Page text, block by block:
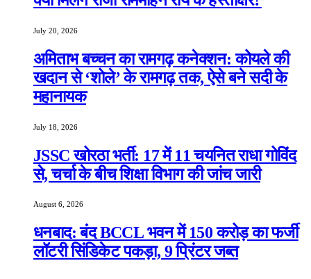
July 20, 2026
अमिताभ बच्चन का रामगढ़ कनेक्शन: कोयले की
खदान से ‘शोले’ के रामगढ़ तक, ऐसे बने सदी के
महानायक
July 18, 2026
JSSC खोरठा भर्ती: 17 में 11 चयनित राधा गोविंद
से, चर्चा के बीच शिक्षा विभाग की जांच जारी
August 6, 2026
धनबाद: बंद BCCL भवन में 150 करोड़ का फर्जी
लॉटरी सिंडिकेट पकड़ा, 9 प्रिंटर जब्त